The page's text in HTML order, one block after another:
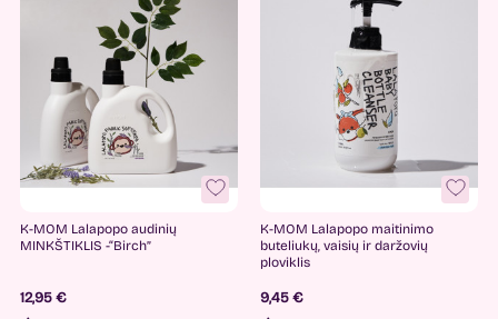
K-MOM Lalapopo audinių
MINKŠTIKLIS -“Birch”
12,95 €
K-MOM Lalapopo maitinimo
buteliukų, vaisių ir daržovių
ploviklis
9,45 €